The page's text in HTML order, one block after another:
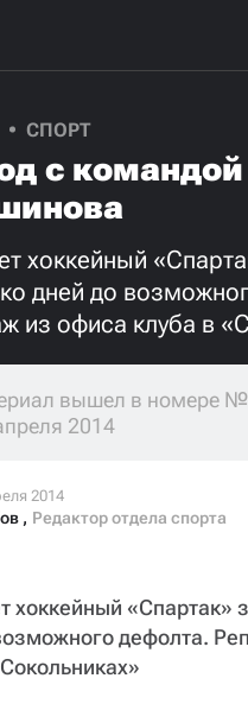
СПОРТ
с командой
хоккейный
дней до
из офиса клуба в
вышел в номере №
2014
, Редактор отдела спорта
хоккейный «Спартак»
дефолта.
нашу
3000
500
«Стать соучастником»,
условия и подтверждаю свое
03-68